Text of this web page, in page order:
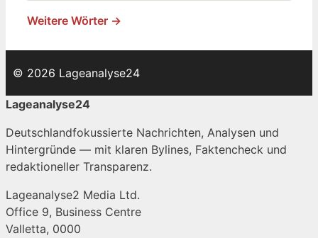
Weitere Wörter →
© 2026 Lageanalyse24
Lageanalyse24
Deutschlandfokussierte Nachrichten, Analysen und
Hintergründe — mit klaren Bylines, Faktencheck und
redaktioneller Transparenz.
Lageanalyse2 Media Ltd.
Office 9, Business Centre
Valletta, 0000